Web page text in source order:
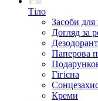
Тіло
Засоби
Догляд за
Паперова
Гігієна
Креми